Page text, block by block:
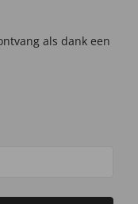
als dank een